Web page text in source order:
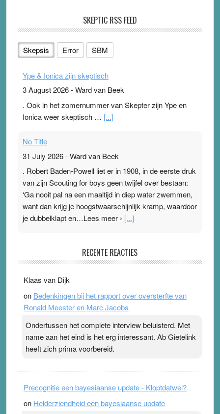
SKEPTIC RSS FEED
Skepsis Error SBM
Ype & Ionica zijn skeptisch
3 August 2026-Ward van Beek
. Ook in het zomernummer van Skepter zijn Ype en
Ionica weer skeptisch … [...]
No Title
31 July 2026-Ward van Beek
. Robert Baden-Powell liet er in 1908, in de eerste druk
van zijn Scouting for boys geen twijfel over bestaan:
‘Ga nooit pal na een maaltijd in diep water zwemmen,
want dan krijg je hoogstwaarschijnlijk kramp, waardoor
je dubbelklapt en…Lees meer › [...]
Ward van Beek
topsporters. Ze hopen ermee hun hartslag te verlagen
terwijl ze meer zuurstof opnemen. Daarop heeft zo’n
pleister geen effect. Maar het gevoel ‘makkelijker te
Pleisterplakkers in de topspsort ›[...]
RECENTE REACTIES
Klaas van Dijk
on Bedenkingen bij het rapport over oversterfte van
Ronald Meester en Marc Jacobs
Ondertussen het complete interview beluisterd. Met
name aan het eind is het erg interessant. Ab Gietelink
heeft zich prima voorbereid.
Precognitie een bayesiaanse update - Kloptdatwel?
on Helderziendheid een bayesiaanse update